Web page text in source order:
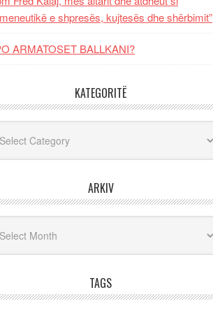
e shpresës, kujtesës dhe shërbimit”
ARMATOSET BALLKANI?
KATEGORITË
ARKIV
TAGS